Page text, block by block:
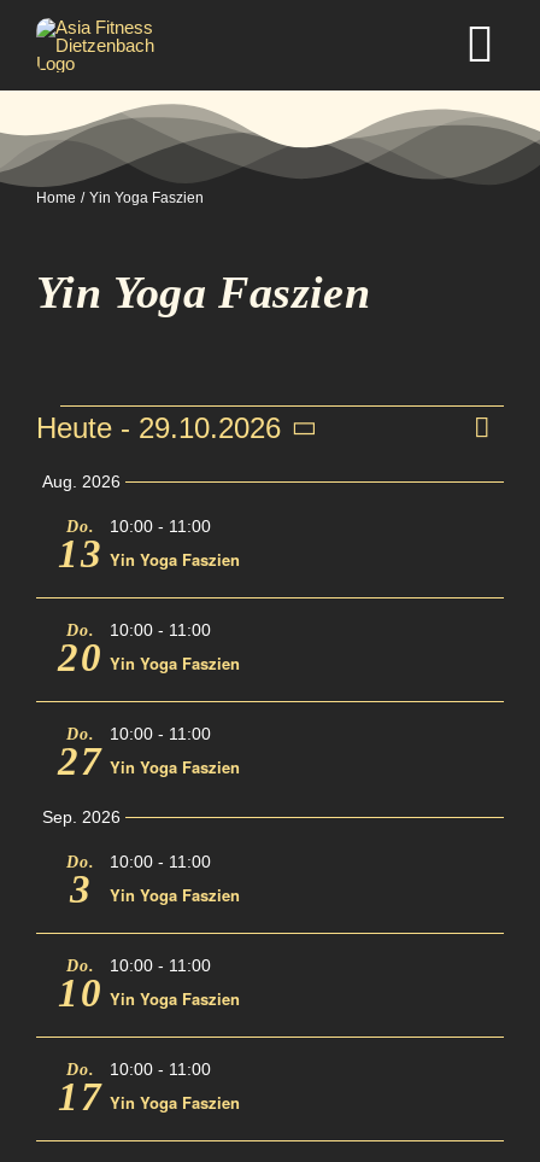
Inhalt
springen
Mitgliedschaft
Home Yin Yoga Faszien
Yin Yoga Faszien
Heute - 29.10.2026
auswählen.
Aug. 2026
Do.
13
10:00 - 11:00
Yin Yoga Faszien
Do.
20
10:00 - 11:00
Yin Yoga Faszien
Do.
27
10:00 - 11:00
Yin Yoga Faszien
Sep. 2026
Do.
3
10:00 - 11:00
Yin Yoga Faszien
Do.
10
10:00 - 11:00
Yin Yoga Faszien
Do.
17
10:00 - 11:00
Yin Yoga Faszien